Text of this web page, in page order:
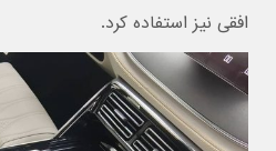
افقی نیز استفاده کرد.